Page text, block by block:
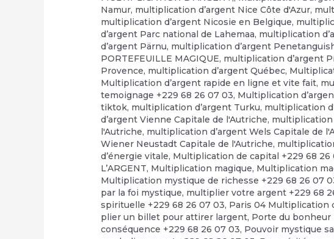
Namur, multiplication d’argent Nice Côte d'Azur,
multiplication d’argent Nicosie en Belgique,
d’argent Parc national de Lahemaa, multiplication
d’argent Pärnu, multiplication d’argent
PORTEFEUILLE MAGIQUE, multiplication d’argent
Provence, multiplication d’argent Québec,
Multiplication d’argent rapide en ligne et vite fait,
temoignage +229 68 26 07 03, Multiplication
tiktok, multiplication d’argent Turku, multiplication
d’argent Vienne Capitale de l'Autriche, multiplication
l'Autriche, multiplication d’argent Wels Capitale de
Wiener Neustadt Capitale de l'Autriche,
d’énergie vitale, Multiplication de capital +229 68 26
L’ARGENT, Multiplication magique, Multiplication
Multiplication mystique de richesse +229 68 26 07
par la foi mystique, multiplier votre argent +229 68
spirituelle +229 68 26 07 03, Paris 04 Multiplication
plier un billet pour attirer largent, Porte du bonheur
conséquence +229 68 26 07 03, Pouvoir mystique